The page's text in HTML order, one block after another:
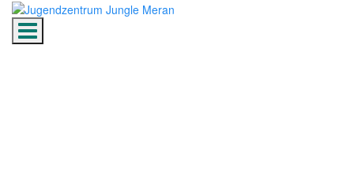
Toggle navigation